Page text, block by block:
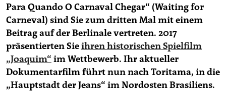
abo
genossenschaft
epaper login
Para Quando O Carnaval Chegar“ (Waiting for
Carneval) sind Sie zum dritten Mal mit einem
Beitrag auf der Berlinale vertreten. 2017
präsentierten Sieihren historischen Spielfilm
„Joaquim“ im Wettbewerb. Ihr aktueller
Dokumentarfilm führt nun nach Toritama, in die
„Hauptstadt der Jeans“ im Nordosten Brasiliens.